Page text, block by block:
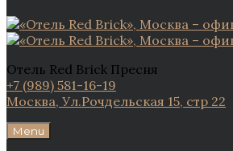
Отель Red Brick Пресня
+7 (989) 581-16-19
Москва, Ул.Рочдельская 15, стр 22
Menu